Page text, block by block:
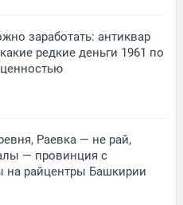
заработать: антиквар
редкие деньги 1961 по
Раевка — не рай,
— провинция с
на райцентры Башкирии